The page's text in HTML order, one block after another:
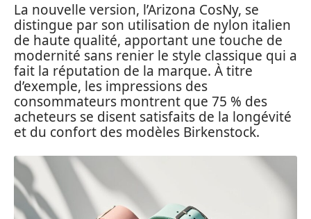
La nouvelle version, l’Arizona CosNy, se
distingue par son utilisation de nylon italien
de haute qualité, apportant une touche de
modernité sans renier le style classique qui a
fait la réputation de la marque. À titre
d’exemple, les impressions des
consommateurs montrent que 75 % des
acheteurs se disent satisfaits de la longévité
et du confort des modèles Birkenstock.